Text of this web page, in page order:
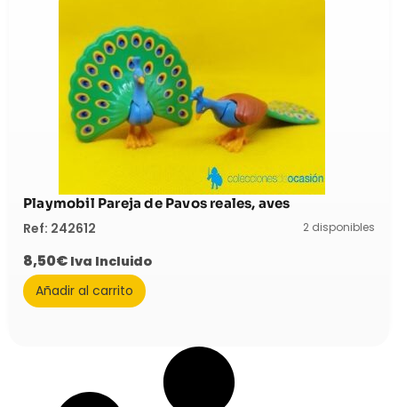
Playmobil Pareja de Pavos reales, aves
Ref: 242612 2 disponibles
8,50€ Iva Incluido
Añadir al carrito